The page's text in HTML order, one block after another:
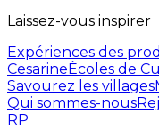
Laissez-vous inspirer
Expériences des
CesarineÈcoles de
Savourez les villages
Qui sommes-nous
RP